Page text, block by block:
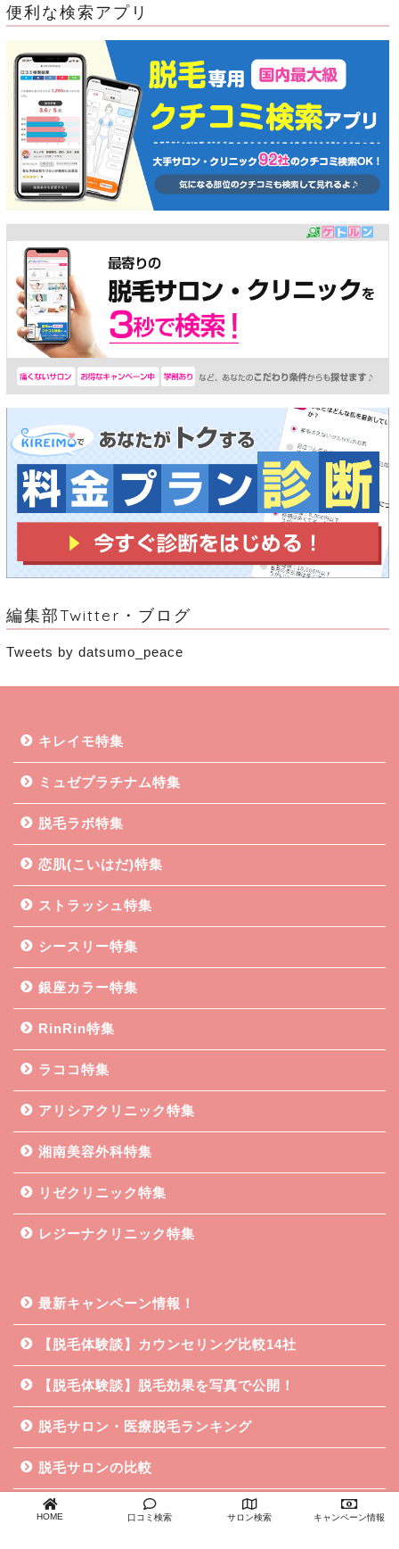
便利な検索アプリ
編集部Twitter・ブログ
Tweets by datsumo_peace
キレイモ特集
ミュゼプラチナム特集
脱毛ラボ特集
恋肌(こいはだ)特集
ストラッシュ特集
シースリー特集
銀座カラー特集
RinRin特集
ラココ特集
アリシアクリニック特集
湘南美容外科特集
リゼクリニック特集
レジーナクリニック特集
最新キャンペーン情報！
【脱毛体験談】カウンセリング比較14社
【脱毛体験談】脱毛効果を写真で公開！
脱毛サロン・医療脱毛ランキング
脱毛サロンの比較
脱毛に関する知識
HOME 口コミ検索 サロン検索 キャンペーン情報